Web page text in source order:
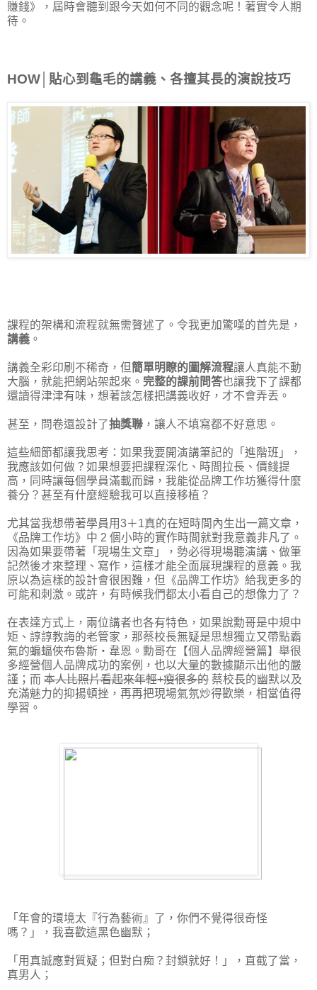
賺錢》，屆時會聽到跟今天如何不同的觀念呢！著實令人期
待。
HOW│貼心到龜毛的講義、各擅其長的演說技巧
課程的架構和流程就無需贅述了。令我更加驚嘆的首先是，
講義 。
講義全彩印刷不稀奇，但簡單明瞭的圖解流程讓人真能不動
大腦，就能把網站架起來。 完整的課前問答也讓我下了課都
還讀得津津有味，想著該怎樣把講義收好，才不會弄丟。
甚至，問卷還設計了抽獎聯 ，讓人不填寫都不好意思。
這些細節都讓我思考：如果我要開演講筆記的「進階班」，
我應該如何做？如果想要把課程深化、時間拉長、價錢提
高，同時讓每個學員滿載而歸，我能從品牌工作坊獲得什麼
養分？甚至有什麼經驗我可以直接移植？
尤其當我想帶著學員用3＋1真的在短時間內生出一篇文章，
《品牌工作坊》中 2 個小時的實作時間就對我意義非凡了。
因為如果要帶著「現場生文章」，勢必得現場聽演講、做筆
記然後才來整理、寫作，這樣才能全面展現課程的意義。我
原以為這樣的設計會很困難，但《品牌工作坊》給我更多的
可能和刺激。或許，有時候我們都太小看自己的想像力了？
在表達方式上，兩位講者也各有特色，如果說勳哥是中規中
矩、諄諄教誨的老管家，那蔡校長無疑是思想獨立又帶點霸
氣的蝙蝠俠布魯斯‧韋恩。勳哥在【個人品牌經營篇】舉很
多經營個人品牌成功的案例，也以大量的數據顯示出他的嚴
謹；而 本人比照片看起來年輕+瘦很多的 蔡校長的幽默以及
充滿魅力的抑揚頓挫，再再把現場氣氛炒得歡樂，相當值得
學習。
「年會的環境太『行為藝術』了，你們不覺得很奇怪
嗎？」，我喜歡這黑色幽默；
「用真誠應對質疑；但對白痴？封鎖就好！」，直截了當，
真男人；